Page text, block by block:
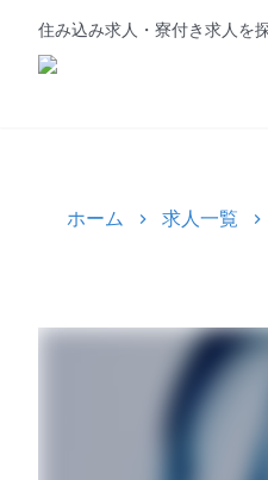
住み込み求人・寮付き求人を
ホーム 求人一覧